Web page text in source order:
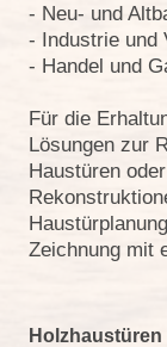
- Neu- und
- Industrie und
- Handel und
Für die
Lösungen zur
Haustüren
Zeichnung mit